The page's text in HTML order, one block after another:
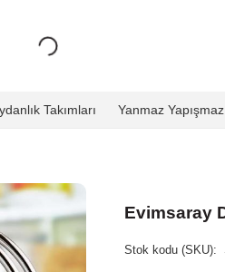
Takımları Yanmaz
Evimsaray
Stok kodu (SKU):